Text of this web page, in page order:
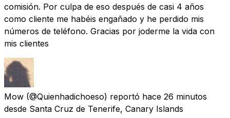
comisión. Por culpa de eso después de casi 4 años
como cliente me habéis engañado y he perdido mis
números de teléfono. Gracias por joderme la vida con
mis clientes
Mow (@Quienhadichoeso) reportó hace 26 minutos
desde Santa Cruz de Tenerife, Canary Islands